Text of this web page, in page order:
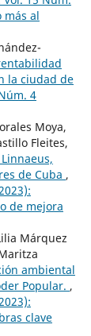
más al
la ciudad de
4
Moya,
Fleites,
de Cuba ,
de mejora
Márquez
ambiental
Popular. ,
clave